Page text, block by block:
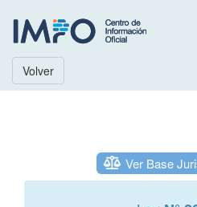
Volver
Ver Base